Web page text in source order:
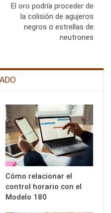
El oro podría proceder de
la colisión de agujeros
negros o estrellas de
neutrones
Cómo relacionar el
control horario con el
Modelo 180